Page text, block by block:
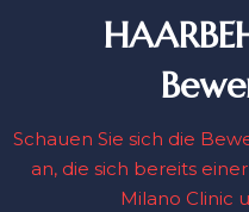
Schauen Sie sich die
an, die sich bereits
Milano Clinic